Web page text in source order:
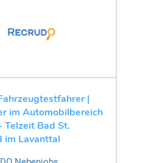
|
im Automobilbereich
Telzeit Bad St.
im Lavanttal